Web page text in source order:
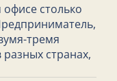
столько
тремя
странах,